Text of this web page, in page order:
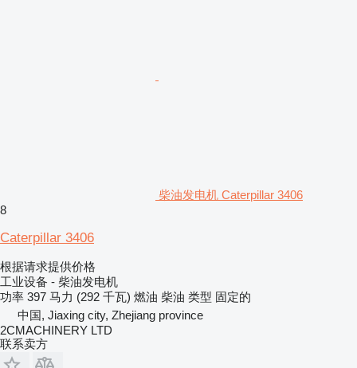
柴油发电机 Caterpillar 3406
8
Caterpillar 3406
根据请求提供价格
工业设备 - 柴油发电机
功率 397 马力 (292 千瓦) 燃油 柴油 类型 固定的
中国, Jiaxing city, Zhejiang province
2CMACHINERY LTD
联系卖方